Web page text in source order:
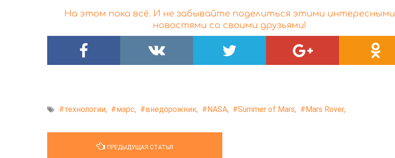
На этом пока всё. И не забывайте поделиться этими интересными
новостями со своими друзьями!
технологии, марс, внедорожник, NASA, Summer of Mars, Mars Rover,
ПРЕДЫДУЩАЯ СТАТЬЯ